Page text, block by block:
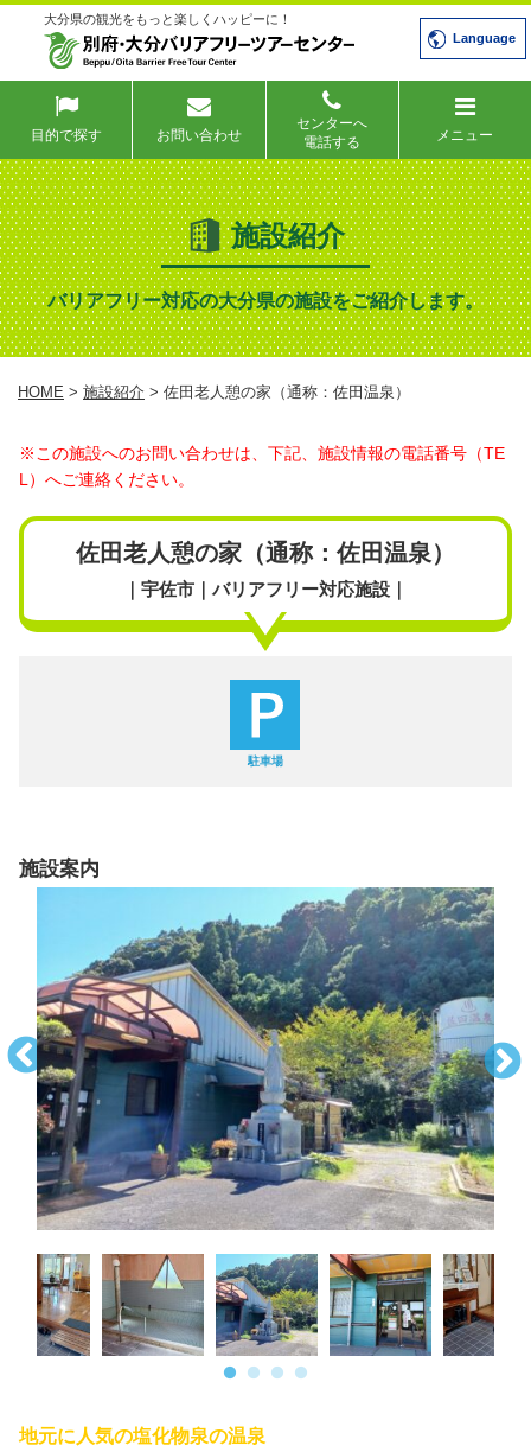
大分県の観光をもっと楽しくハッピーに！
Language
目的で探す お問い合わせ
センターへ
電話する
メニュー
施設紹介
バリアフリー対応の大分県の施設をご紹介します。
HOME > 施設紹介 > 佐田老人憩の家（通称：佐田温泉）
※この施設へのお問い合わせは、下記、施設情報の電話番号（TE
L）へご連絡ください。
佐田老人憩の家（通称：佐田温泉）
｜宇佐市｜バリアフリー対応施設｜
駐車場
施設案内
地元に人気の塩化物泉の温泉